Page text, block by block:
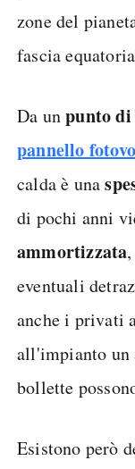
zone del
fascia
Da unpunto di
pannello
calda è una
di pochi anni
ammortizzata
eventuali
anche i privati
all'impianto un
bollette
Esistono però